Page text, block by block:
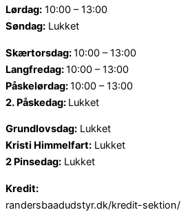
Lørdag: 10:00 – 13:00
Søndag: Lukket
Skærtorsdag:10:00 – 13:00
Langfredag:10:00 – 13:00
Påskelørdag:10:00 – 13:00
2. Påskedag: Lukket
Grundlovsdag: Lukket
Kristi Himmelfart: Lukket
2 Pinsedag: Lukket
Kredit:
randersbaadudstyr.dk/kredit-sektion/